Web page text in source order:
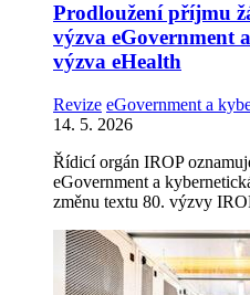
Prodloužení příjmu
výzva eGovernment
výzva eHealth
Revize eGovernment a
14. 5. 2026
Řídicí orgán IROP
eGovernment a
změnu textu 80. výzvy